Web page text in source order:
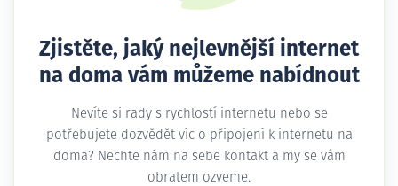
Zjistěte, jaký nejlevnější internet
na doma vám můžeme nabídnout
Nevíte si rady s rychlostí internetu nebo se
potřebujete dozvědět víc o připojení k internetu na
doma? Nechte nám na sebe kontakt a my se vám
obratem ozveme.